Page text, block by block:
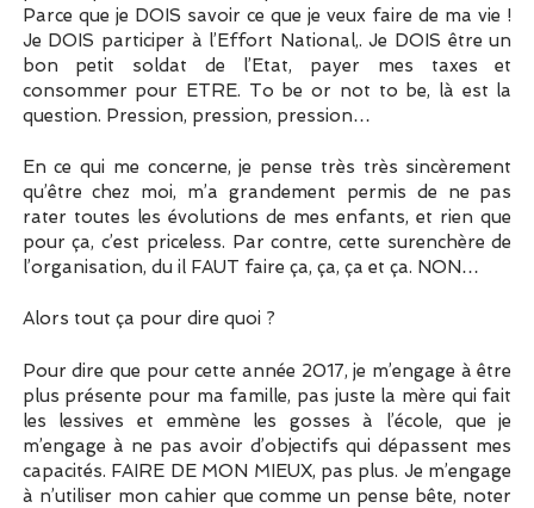
Parce que je DOIS savoir ce que je veux faire de ma vie !
Je DOIS participer à l’Effort National,. Je DOIS être un
bon petit soldat de l’Etat, payer mes taxes et
consommer pour ETRE. To be or not to be, là est la
question. Pression, pression, pression…
En ce qui me concerne, je pense très très sincèrement
qu’être chez moi, m’a grandement permis de ne pas
rater toutes les évolutions de mes enfants, et rien que
pour ça, c’est priceless. Par contre, cette surenchère de
l’organisation, du il FAUT faire ça, ça, ça et ça. NON…
Alors tout ça pour dire quoi ?
Pour dire que pour cette année 2017, je m’engage à être
plus présente pour ma famille, pas juste la mère qui fait
les lessives et emmène les gosses à l’école, que je
m’engage à ne pas avoir d’objectifs qui dépassent mes
capacités. FAIRE DE MON MIEUX, pas plus. Je m’engage
à n’utiliser mon cahier que comme un pense bête, noter